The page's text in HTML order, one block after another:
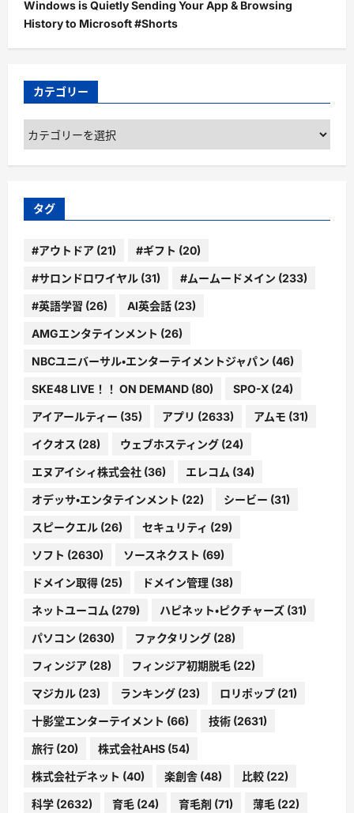
Windows is Quietly Sending Your App & Browsing
History to Microsoft #Shorts
カテゴリー
カ
テ
ゴ
ー
タグ
#アウトドア (21) #ギフト (20)
#サロンドロワイヤル (31) #ムームードメイン (233)
#英語学習 (26) AI英会話 (23)
AMGエンタテインメント (26)
NBCユニバーサル・エンターテイメントジャパン (46)
SKE48 LIVE！！ ON DEMAND (80) SPO-X (24)
アイアールティー (35) アプリ (2633) アムモ (31)
イクオス (28) ウェブホスティング (24)
エヌアイシィ株式会社 (36) エレコム (34)
オデッサ・エンタテインメント (22) シービー (31)
スピークエル (26) セキュリティ (29)
ソフト (2630) ソースネクスト (69)
ドメイン取得 (25) ドメイン管理 (38)
ネットユーコム (279) ハピネット・ピクチャーズ (31)
パソコン (2630) ファクタリング (28)
フィンジア (28) フィンジア初期脱毛 (22)
マジカル (23) ランキング (23) ロリポップ (21)
十影堂エンターテイメント (66) 技術 (2631)
旅行 (20) 株式会社AHS (54)
株式会社デネット (40) 楽創舎 (48) 比較 (22)
科学 (2632) 育毛 (24) 育毛剤 (71) 薄毛 (22)